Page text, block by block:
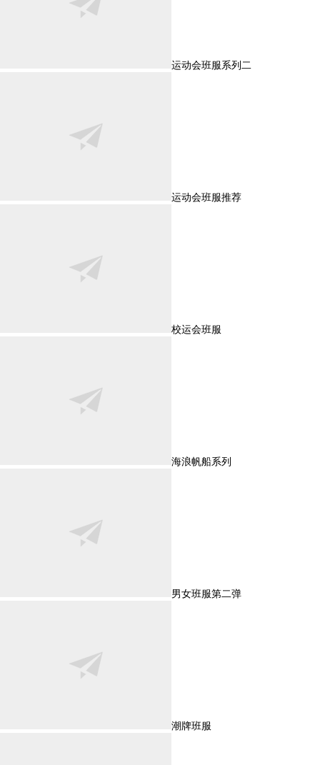
运动会班服系列二
运动会班服推荐
校运会班服
海浪帆船系列
男女班服第二弹
潮牌班服